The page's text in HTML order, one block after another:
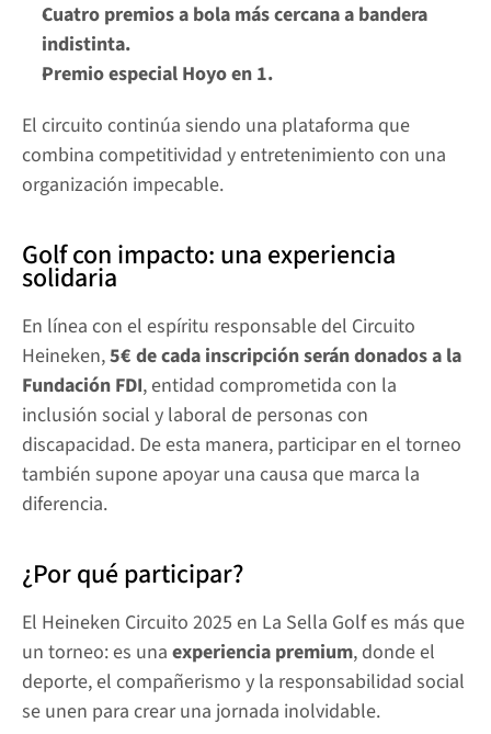
Cuatro premios a bola más cercana a bandera
indistinta.
Premio especial Hoyo en 1.
El circuito continúa siendo una plataforma que
combina competitividad y entretenimiento con una
organización impecable.
Golf con impacto: una experiencia
solidaria
En línea con el espíritu responsable del Circuito
Heineken, 5€ de cada inscripción serán donados a la
Fundación FDI, entidad comprometida con la
inclusión social y laboral de personas con
discapacidad. De esta manera, participar en el torneo
también supone apoyar una causa que marca la
diferencia.
¿Por qué participar?
El Heineken Circuito 2025 en La Sella Golf es más que
un torneo: es una experiencia premium, donde el
deporte, el compañerismo y la responsabilidad social
se unen para crear una jornada inolvidable.